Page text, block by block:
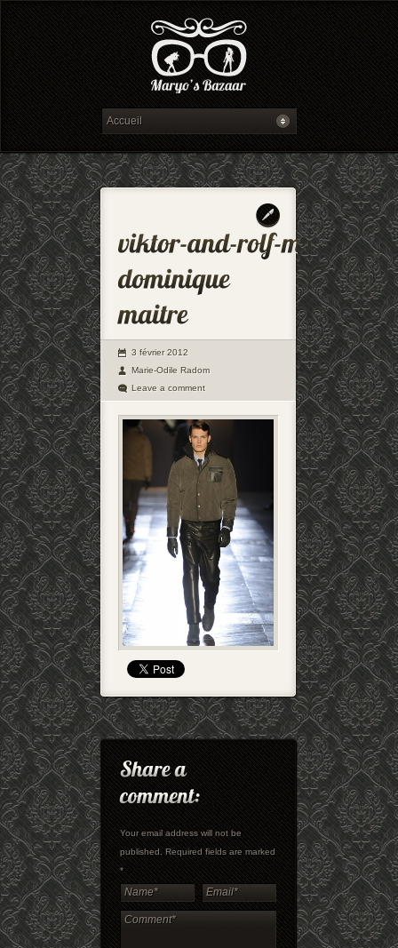
3 février 2012
Marie-Odile Radom
Leave a comment
Your email address will not be
published. Required fields are marked
*